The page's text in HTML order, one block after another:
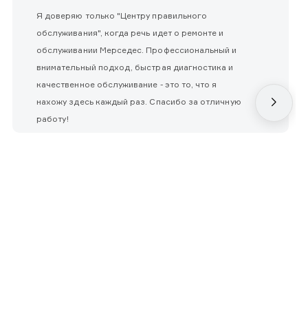
Я доверяю только "Центру правильного
обслуживания", когда речь идет о ремонте и
обслуживании Мерседес. Профессиональный и
внимательный подход, быстрая диагностика и
качественное обслуживание - это то, что я
нахожу здесь каждый раз. Спасибо за отличную
работу!